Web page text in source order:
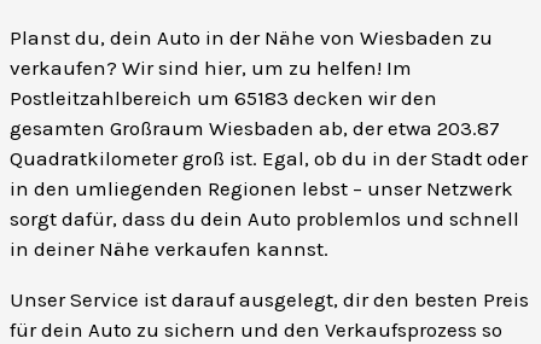
Planst du, dein Auto in der Nähe von Wiesbaden zu
verkaufen? Wir sind hier, um zu helfen! Im
Postleitzahlbereich um 65183 decken wir den
gesamten Großraum Wiesbaden ab, der etwa 203.87
Quadratkilometer groß ist. Egal, ob du in der Stadt oder
in den umliegenden Regionen lebst – unser Netzwerk
sorgt dafür, dass du dein Auto problemlos und schnell
in deiner Nähe verkaufen kannst.
Unser Service ist darauf ausgelegt, dir den besten Preis
für dein Auto zu sichern und den Verkaufsprozess so